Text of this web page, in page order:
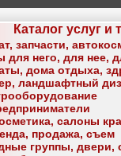
Каталог услуг и
запчасти,
него, для нее,
дома отдыха,
ландшафтный
салоны
продажа, съем
группы,